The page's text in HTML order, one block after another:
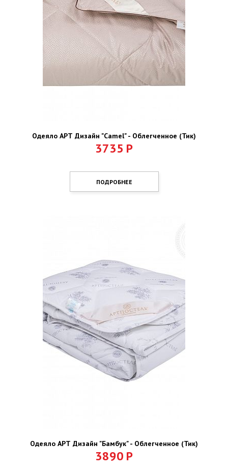
Одеяло АРТ Дизайн "Camel" - Облегченное (Тик)
3735 Р
ПОДРОБНЕЕ
Одеяло АРТ Дизайн "Бамбук" - Облегченное (Тик)
3890 Р